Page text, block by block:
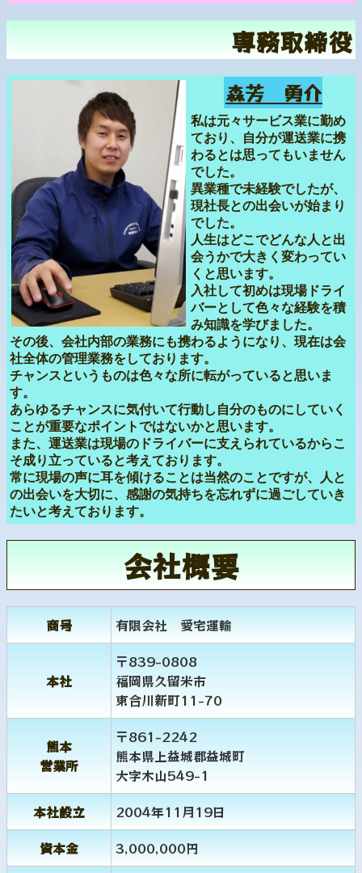
専務取締役
森芳 勇介
私は元々サービス業に勤め
ており、自分が運送業に携
わるとは思ってもいません
でした。
異業種で未経験でしたが、
現社長との出会いが始まり
でした。
人生はどこでどんな人と出
会うかで大きく変わってい
くと思います。
入社して初めは現場ドライ
バーとして色々な経験を積
み知識を学びました。
その後、会社内部の業務にも携わるようになり、現在は会
社全体の管理業務をしております。
チャンスというものは色々な所に転がっていると思いま
す。
あらゆるチャンスに気付いて行動し自分のものにしていく
ことが重要なポイントではないかと思います。
また、運送業は現場のドライバーに支えられているからこ
そ成り立っていると考えております。
常に現場の声に耳を傾けることは当然のことですが、人と
の出会いを大切に、感謝の気持ちを忘れずに過ごしていき
たいと考えております。
会社概要
商号 有限会社 愛宅運輸
本社
〒839-0808
福岡県久留米市
東合川新町11-70
熊本
営業所
〒861-2242
熊本県上益城郡益城町
大字木山549-1
本社設立
2004年11月19日
資本金
3,000,000円